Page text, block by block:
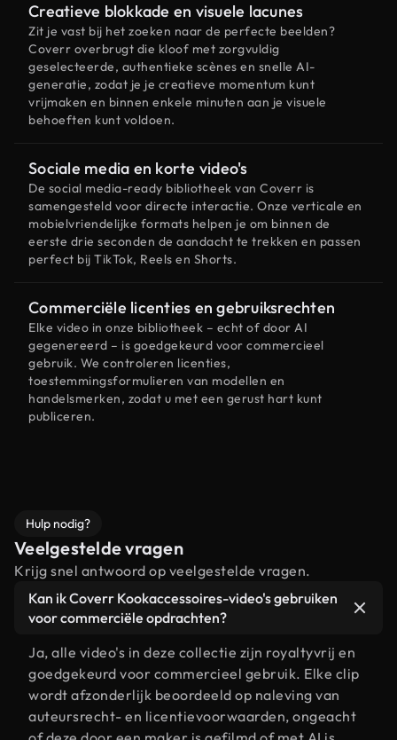
Creatieve blokkade en visuele lacunes
Zit je vast bij het zoeken naar de perfecte beelden?
Coverr overbrugt die kloof met zorgvuldig
geselecteerde, authentieke scènes en snelle AI-
generatie, zodat je je creatieve momentum kunt
vrijmaken en binnen enkele minuten aan je visuele
behoeften kunt voldoen.
Sociale media en korte video's
De social media-ready bibliotheek van Coverr is
samengesteld voor directe interactie. Onze verticale en
mobielvriendelijke formats helpen je om binnen de
eerste drie seconden de aandacht te trekken en passen
perfect bij TikTok, Reels en Shorts.
Commerciële licenties en gebruiksrechten
Elke video in onze bibliotheek – echt of door AI
gegenereerd – is goedgekeurd voor commercieel
gebruik. We controleren licenties,
toestemmingsformulieren van modellen en
handelsmerken, zodat u met een gerust hart kunt
publiceren.
Hulp nodig?
Veelgestelde vragen
Krijg snel antwoord op veelgestelde vragen.
Kan ik Coverr Kookaccessoires-video's gebruiken
voor commerciële opdrachten?
Ja, alle video's in deze collectie zijn royaltyvrij en
goedgekeurd voor commercieel gebruik. Elke clip
wordt afzonderlijk beoordeeld op naleving van
auteursrecht- en licentievoorwaarden, ongeacht